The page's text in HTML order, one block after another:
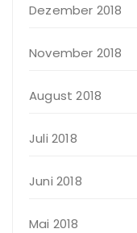
Dezember 2018
November 2018
August 2018
Juli 2018
Juni 2018
Mai 2018